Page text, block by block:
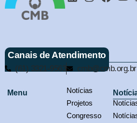
Canais de Atendimento
(61) 3321-9563 cmb@cmb.org.br
Menu
Notícias
Projetos
Congresso